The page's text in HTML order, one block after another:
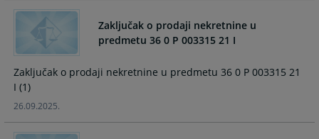
key
get
the
keyboard
shortcuts
for
dates.
to
get
keyboard
Zaključak o prodaji nekretnine u
predmetu 36 0 P 003315 21 I
Zaključak o prodaji nekretnine u predmetu 36 0 P 003315 21
I (1)
26.09.2025.